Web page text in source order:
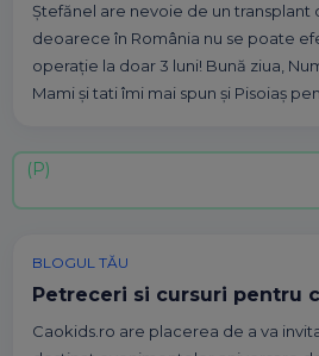
Ştefănel are nevoie de un transplant
deoarece în România nu se poate
operaţie la doar 3 luni! Bună ziua,
Mami şi tati îmi mai spun şi Pisoiaş
BLOGUL TĂU
Petreceri si cursuri pentru
Caokids.ro are placerea de a va